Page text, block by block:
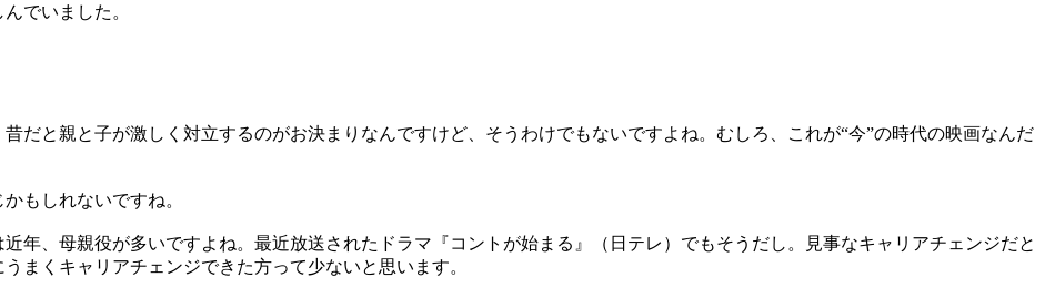
でいました。
だと親と子が激しく対立するのがお決まりなんですけど、そうわけでもないですよね。むしろ、これが“今”の時代の映画なんだ
もしれないですね。
年、母親役が多いですよね。最近放送されたドラマ『コントが始まる』（日テレ）でもそうだし。見事なキャリアチェンジだと
まくキャリアチェンジできた方って少ないと思います。